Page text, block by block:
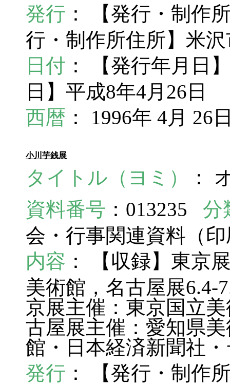
発行 ： 【発行・制作
行・制作所住所】米
日付 ： 【発行年月日
日】平成8年4月26日
西暦 ： 1996年 4月 26
小川芋銭展
タイトル（ヨミ）
：
資料番号 ：013235 分
会・行事関連資料（
内容 ： 【収録】東京
美術館，名古屋展6.4-
京展主催：東京国立
古屋展主催：愛知県
館・日本経済新聞社
発行 ： 【発行・制作